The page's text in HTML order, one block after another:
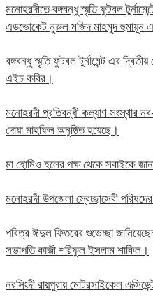
মনোহরদীতে বঙ্গবন্ধু স্মৃতি ফুটবল
এডভোকেট নুরুল মজিদ মাহমুদ হুমায়ূন
বঙ্গবন্ধু স্মৃতি ফুটবল টুর্নামেন্ট এর
এইচ কবির।
মনোহরদী প্রতিবন্ধী কল্যাণ সংস্থার
দোয়া মাহফিল অনুষ্ঠিত হয়েছে।
মা হোমিও হলের পক্ষ থেকে সবাইকে
মনোহরদী উপজেলা স্বেচ্ছাসেবী
পবিত্র ঈদুল ফিতরের শুভেচ্ছা
সভাপতি কাজী শরিফুল ইসলাম শাকিল।
নরসিংদী রায়পুরায় মোটরসাইকেল